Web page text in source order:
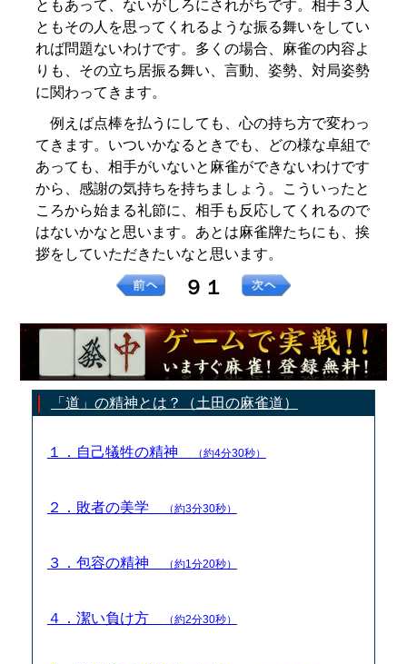
ともあって、ないがしろにされがちです。相手３人
ともその人を思ってくれるような振る舞いをしてい
れば問題ないわけです。多くの場合、麻雀の内容よ
りも、その立ち居振る舞い、言動、姿勢、対局姿勢
に関わってきます。
例えば点棒を払うにしても、心の持ち方で変わっ
てきます。いついかなるときでも、どの様な卓組で
あっても、相手がいないと麻雀ができないわけです
から、感謝の気持ちを持ちましょう。こういったと
ころから始まる礼節に、相手も反応してくれるので
はないかなと思います。あとは麻雀牌たちにも、挨
拶をしていただきたいなと思います。
９１
「道」の精神とは？（土田の麻雀道）
１．自己犠牲の精神 （約4分30秒）
２．敗者の美学 （約3分30秒）
３．包容の精神 （約1分20秒）
４．潔い負け方 （約2分30秒）